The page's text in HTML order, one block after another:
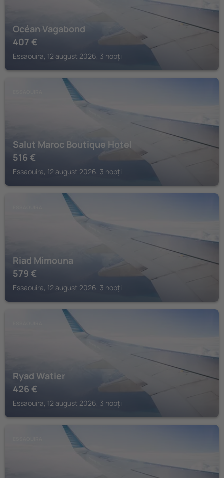
Océan Vagabond
407 €
Essaouira, 12 august 2026, 3 nopți
Salut Maroc Boutique Hotel
516 €
Essaouira, 12 august 2026, 3 nopți
Riad Mimouna
579 €
Essaouira, 12 august 2026, 3 nopți
Ryad Watier
426 €
Essaouira, 12 august 2026, 3 nopți